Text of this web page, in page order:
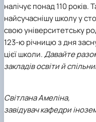
налічує понад 110
найсучаснішу школу у
свою університетську
123-ю річницю з дня
цієї школи.Давайте
закладів освіти й
Світлана Амеліна,
завідувач кафедри